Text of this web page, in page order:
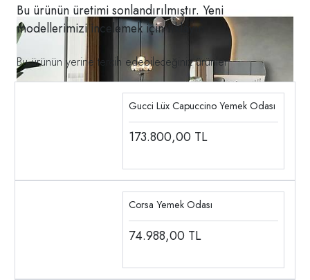
Bu ürünün üretimi sonlandırılmıştır. Yeni
modellerimizi incelemek içintıklayın
Bu ürünün yerine tercih edebileceğiniz ürünler
Gucci Lüx Capuccino Yemek Odası
173.800,00 TL
Corsa Yemek Odası
74.988,00 TL